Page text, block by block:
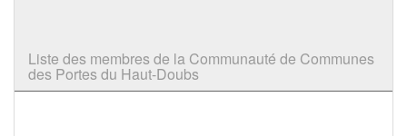
Liste des membres de la Communauté de Communes
des Portes du Haut-Doubs